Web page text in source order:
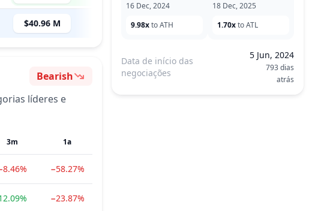
$40.96 M
Sentimento
Bearish
líderes e
3m 1a
−58.27%
−23.87%
16 Dec, 2024
9.98xto ATH
18 Dec, 2025
1.70xto ATL
Data de início das
negociações
5 Jun, 2024
793 dias
atrás